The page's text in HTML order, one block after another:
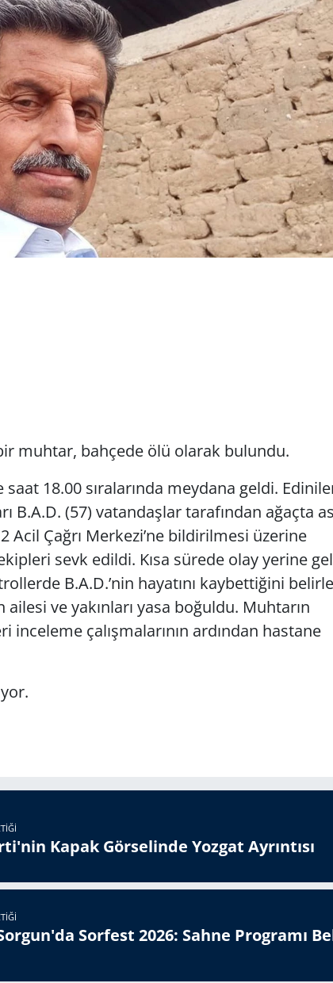
muhtar, bahçede ölü olarak bulundu.
18.00 sıralarında meydana geldi.
B.A.D. (57) vatandaşlar tarafından ağaçta
Çağrı Merkezi’ne bildirilmesi üzerine
sevk edildi. Kısa sürede olay yerine
B.A.D.’nin hayatını kaybettiğini
ve yakınları yasa boğuldu. Muhtarın
inceleme çalışmalarının ardından hastane
Kapak Görselinde Yozgat Ayrıntısı
Sorfest 2026: Sahne Programı